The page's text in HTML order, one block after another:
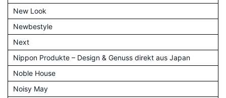
New Look
Newbestyle
Next
Nippon Produkte – Design & Genuss direkt aus Japan
Noble House
Noisy May